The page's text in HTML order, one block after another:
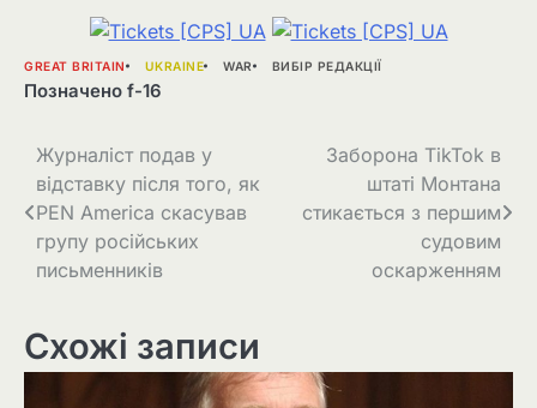
GREAT BRITAIN UKRAINE WAR ВИБІР РЕДАКЦІЇ
Позначено f-16
Навігація
записів
Журналіст подав у
відставку після того, як
PEN America скасував
групу російських
письменників
Заборона TikTok в
штаті Монтана
стикається з першим
судовим
оскарженням
Схожі записи